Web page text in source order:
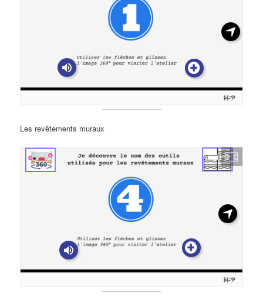
Les revêtements muraux